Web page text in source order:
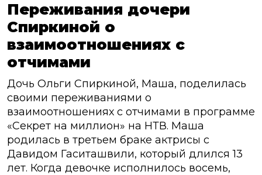
Переживания дочери
Спиркиной о
взаимоотношениях с
отчимами
Дочь Ольги Спиркиной, Маша, поделилась
своими переживаниями о
взаимоотношениях с отчимами в программе
«Секрет на миллион» на НТВ. Маша
родилась в третьем браке актрисы с
Давидом Гаситашвили, который длился 13
лет. Когда девочке исполнилось восемь,